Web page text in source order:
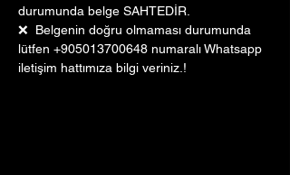
durumunda belge SAHTEDİR.
❌  Belgenin doğru olmaması durumunda
lütfen +905013700648 numaralı Whatsapp
iletişim hattımıza bilgi veriniz.!